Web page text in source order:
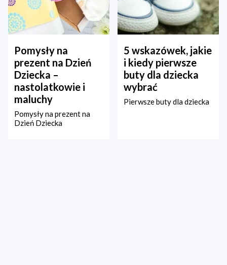
Pomysły na
prezent na Dzień
Dziecka –
nastolatkowie i
maluchy
Pomysły na prezent na
Dzień Dziecka
5 wskazówek, jakie
i kiedy pierwsze
buty dla dziecka
wybrać
Pierwsze buty dla dziecka